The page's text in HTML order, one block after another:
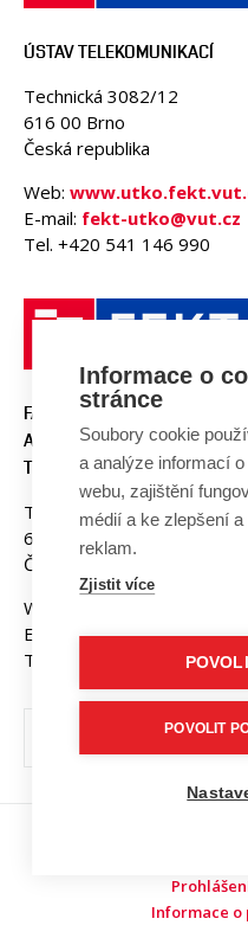
ÚSTAV TELEKOMUNIKACÍ
Technická 3082/12
616 00 Brno
Česká republika
Web:
E-mail: fekt-utko@vut.cz
Tel. +420 541 146 990
FAKULTA ELEKTROTECHNIKY
A KOMUNIKAČNÍCH
TECHNOLOGIÍ, VUT V BRNĚ
Technická 3058/10
616 00 Brno
Česká republika
Web:
E-mail:fekt-info@vut.cz
Tel: +420 541 141 111
Informace o
Informace o
stránce
Soubory cookie
a analýze informací
webu, zajištění
médií a ke zlepšení
reklam.
Zjistit více
POVOLIT